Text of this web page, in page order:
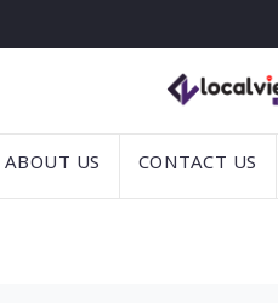
ABOUT US CONTACT US